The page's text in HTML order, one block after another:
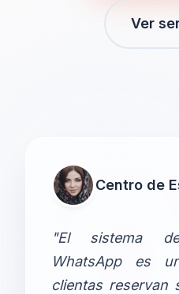
Ver
Centro de
"El sistema
WhatsApp es
clientas reservan